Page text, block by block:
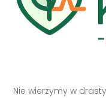
Nie wierzymy w